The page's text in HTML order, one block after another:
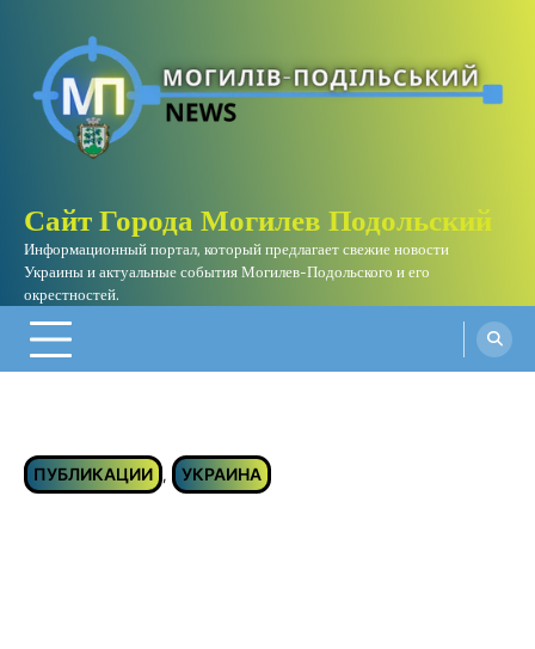
content
Сайт Города Могилев Подольский
Информационный портал, который предлагает свежие новости
Украины и актуальные события Могилев-Подольского и его
окрестностей.
ПУБЛИКАЦИИ , УКРАИНА